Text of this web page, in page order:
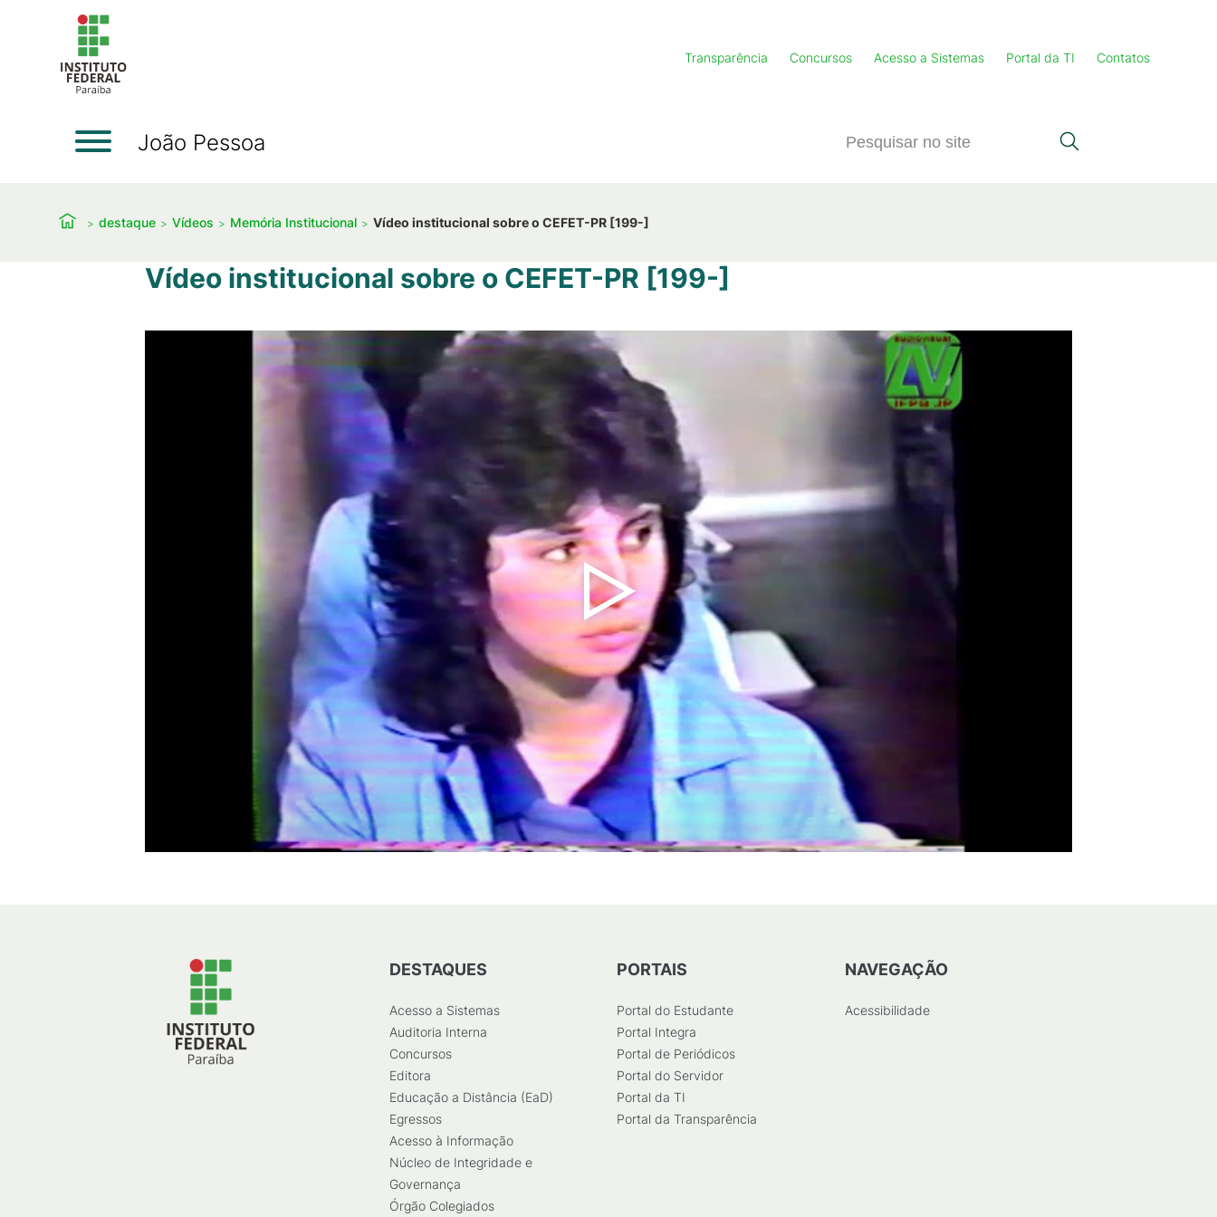
Transparência Concursos Acesso a Sistemas Portal da TI Contatos
João Pessoa
destaque Vídeos Memória Institucional Vídeo institucional sobre o CEFET-PR [199-]
Vídeo institucional sobre o CEFET-PR [199-]
DESTAQUES
Acesso a Sistemas
Auditoria Interna
Concursos
Editora
Educação a Distância (EaD)
Egressos
Acesso à Informação
Núcleo de Integridade e
Governança
Órgão Colegiados
PORTAIS
Portal do Estudante
Portal Integra
Portal de Periódicos
Portal do Servidor
Portal da TI
Portal da Transparência
NAVEGAÇÃO
Acessibilidade